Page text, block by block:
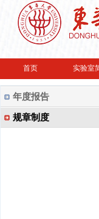
首页 实验室
年度报告
规章制度